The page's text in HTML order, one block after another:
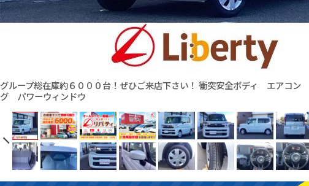
グループ総在庫約６０００台！ぜひご来店下さい！ 衝突安全ボディ エアコン
グ パワーウィンドウ